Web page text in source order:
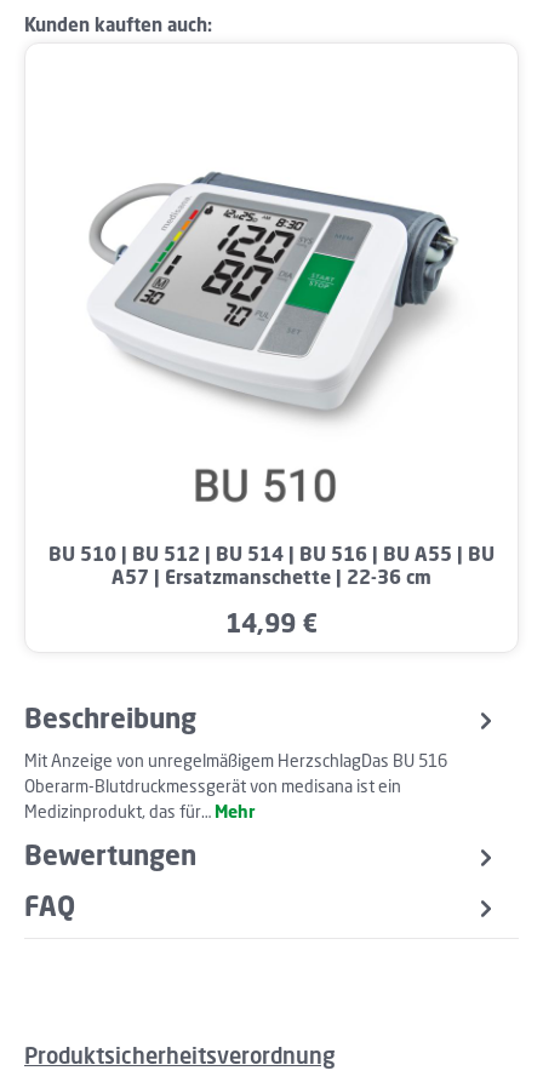
Produktgalerie überspringen
Kunden kauften auch:
BU 510 | BU 512 | BU 514 | BU 516 | BU A55 | BU
A57 | Ersatzmanschette | 22-36 cm
Regulärer Preis:
14,99 €
Beschreibung
Mit Anzeige von unregelmäßigem HerzschlagDas BU 516
Oberarm-Blutdruckmessgerät von medisana ist ein
Medizinprodukt, das für… Mehr
Bewertungen
FAQ
Produktsicherheitsverordnung